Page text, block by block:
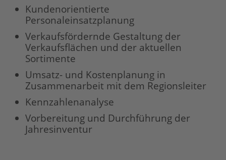
Kundenorientierte
Personaleinsatzplanung
Verkaufsfördernde Gestaltung der
Verkaufsflächen und der aktuellen
Sortimente
Umsatz- und Kostenplanung in
Zusammenarbeit mit dem Regionsleiter
Kennzahlenanalyse
Vorbereitung und Durchführung der
Jahresinventur